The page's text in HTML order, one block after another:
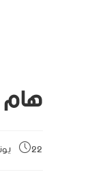
هام
22 يونيو 2023